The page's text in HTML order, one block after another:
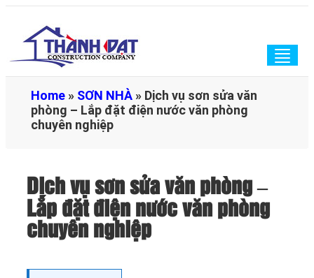
Home » SƠN NHÀ » Dịch vụ sơn sửa văn
phòng – Lắp đặt điện nước văn phòng
chuyên nghiệp
Dịch vụ sơn sửa văn phòng –
Lắp đặt điện nước văn phòng
chuyên nghiệp